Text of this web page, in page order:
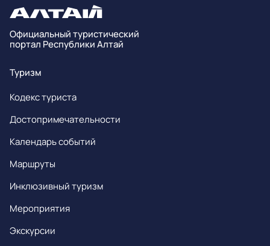
Официальный туристический
портал Республики Алтай
Туризм
Кодекс туриста
Достопримечательности
Календарь событий
Маршруты
Инклюзивный туризм
Мероприятия
Экскурсии